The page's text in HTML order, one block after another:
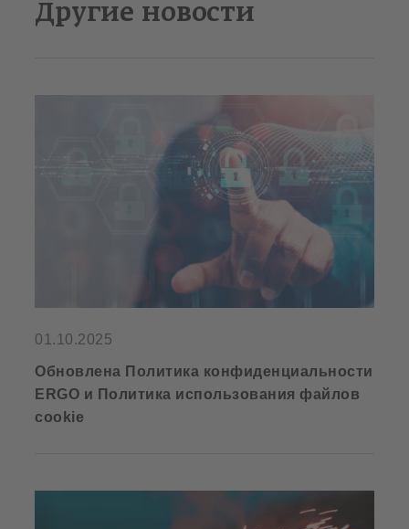
Другие новости
01.10.2025
Обновлена Политика конфиденциальности
ERGO и Политика использования файлов
cookie